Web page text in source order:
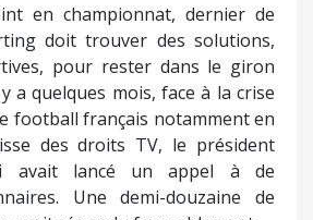
en championnat, dernier de
doit trouver des solutions,
pour rester dans le giron
a quelques mois, face à la crise
football français notamment en
des droits TV, le président
avait lancé un appel à de
Une demi-douzaine de